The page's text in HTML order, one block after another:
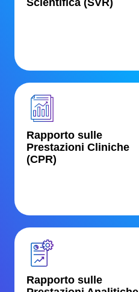
Scientifica (SVR)
Rapporto sulle
Prestazioni Cliniche
(CPR)
Rapporto sulle